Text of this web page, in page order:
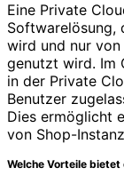
Eine Private
Softwarelösung,
wird und nur von
genutzt wird. Im
in der Private
Benutzer
Dies ermöglicht
von Shop-
Welche Vorteile